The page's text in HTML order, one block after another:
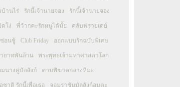
บ้านไร่ รักนี้เจ้านายจอง รักนี้เจ้านายจอง
ดโง่ พี่ว้ากคะรักหนูได้มั้ย คลับฟรายเดย์
ซ่อนชู้ Club Friday ออกแบบรักฉบับพิเศษ
ยาทพันล้าน พระพุทธเจ้ามหาศาสดาโลก
นางคู่บัลลังก์ ดาบพิฆาตกลางหิมะ
ชาติ รักนี้เพื่อเธอ จอมราชันบัลลังก์อมตะ